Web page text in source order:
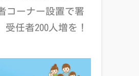
コーナー設置で署
受任者200 人増を！